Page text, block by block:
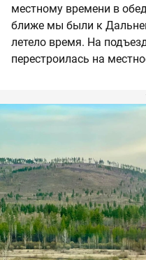
местному времени в
ближе мы были к
летело время. На
перестроилась на